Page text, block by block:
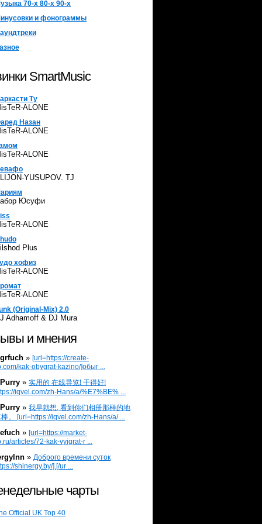
70-х 80-х 90-х
и фонограммы
SmartMusic
Ту
ALONE
Назан
ALONE
ALONE
YUSUPOV. TJ
Юсуфи
ALONE
Plus
хофиз
ALONE
ALONE
(Original-Mix) 2.0
Adhamoff & DJ Mura
и мнения
» [url=https://create-
kak-obygrat-kazino/]обыг ...
» 实用的 在线导览! 干得好!
iqvel.com/zh-Hans/a/%E7%BE% ...
» 我早就想, 看到你们相册那样的地
。 [url=https://iqvel.com/zh-Hans/a/ ...
» [url=https://market-
articles/72-kak-vyigrat-r ...
» Доброго времени суток
shinergy.by/].[/ur ...
чарты
Official UK Top 40